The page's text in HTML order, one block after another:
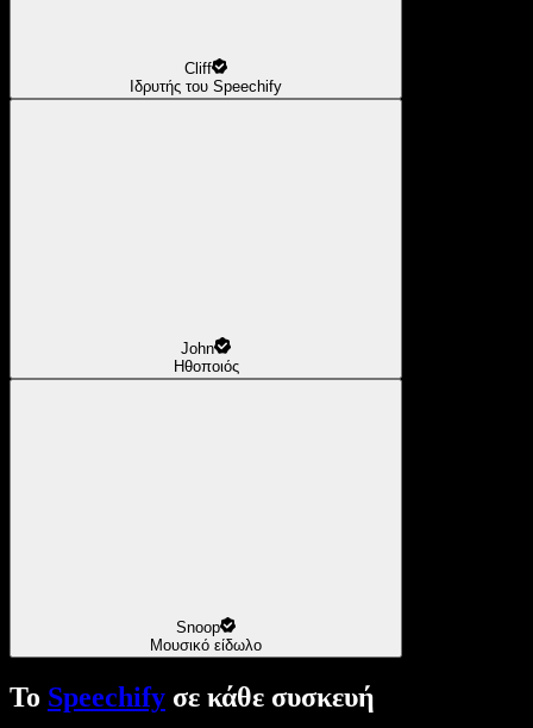
Cliff
Ιδρυτής του Speechify
John
Ηθοποιός
Snoop
Μουσικό είδωλο
Το Speechify σε κάθε συσκευή